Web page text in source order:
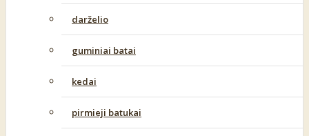
darželio
guminiai batai
kedai
pirmieji batukai